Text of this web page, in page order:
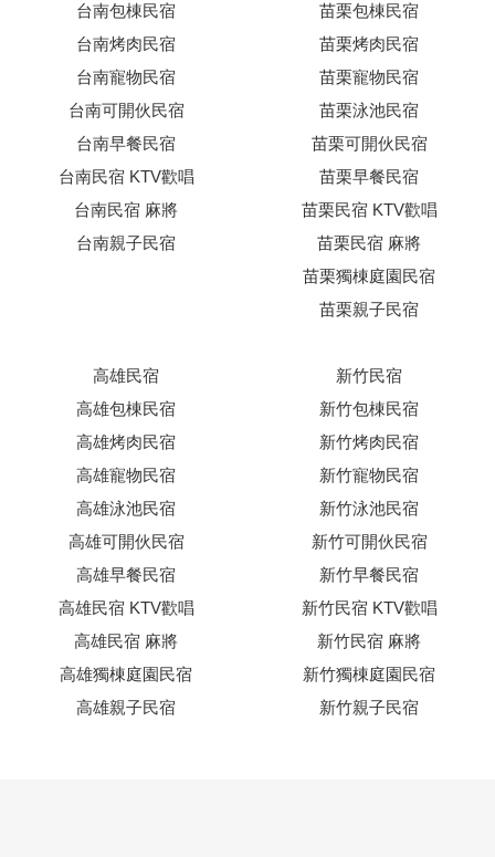
台南包棟民宿
台南烤肉民宿
台南寵物民宿
台南可開伙民宿
台南早餐民宿
台南民宿 KTV歡唱
台南民宿 麻將
台南親子民宿
苗栗包棟民宿
苗栗烤肉民宿
苗栗寵物民宿
苗栗泳池民宿
苗栗可開伙民宿
苗栗早餐民宿
苗栗民宿 KTV歡唱
苗栗民宿 麻將
苗栗獨棟庭園民宿
苗栗親子民宿
高雄民宿
高雄包棟民宿
高雄烤肉民宿
高雄寵物民宿
高雄泳池民宿
高雄可開伙民宿
高雄早餐民宿
高雄民宿 KTV歡唱
高雄民宿 麻將
高雄獨棟庭園民宿
高雄親子民宿
新竹民宿
新竹包棟民宿
新竹烤肉民宿
新竹寵物民宿
新竹泳池民宿
新竹可開伙民宿
新竹早餐民宿
新竹民宿 KTV歡唱
新竹民宿 麻將
新竹獨棟庭園民宿
新竹親子民宿